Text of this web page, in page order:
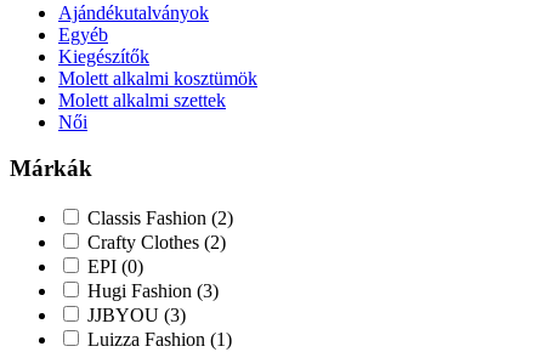
Ajándékutalványok
Egyéb
Kiegészítők
Molett alkalmi kosztümök
Molett alkalmi szettek
Női
Márkák
Classis Fashion (2)
Crafty Clothes (2)
EPI (0)
Hugi Fashion (3)
JJBYOU (3)
Luizza Fashion (1)